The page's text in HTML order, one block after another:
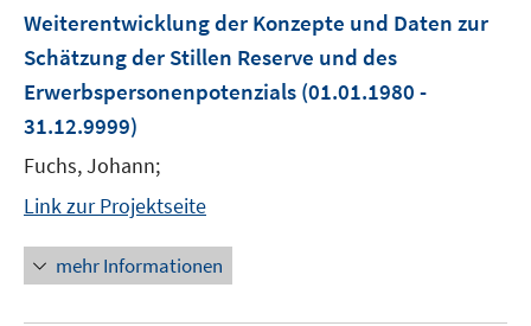
Weiterentwicklung der Konzepte und Daten zur
Schätzung der Stillen Reserve und des
Erwerbspersonenpotenzials (01.01.1980 -
31.12.9999)
Fuchs, Johann;
Link zur Projektseite
mehr Informationen